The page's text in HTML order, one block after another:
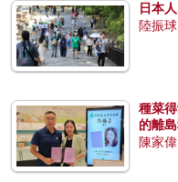
日本
陸振球
種菜
的離島
陳家偉